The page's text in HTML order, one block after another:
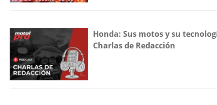
Honda: Sus motos y su
Charlas de Redacción